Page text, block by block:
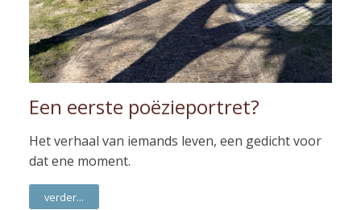
Een eerste poëzieportret?
Het verhaal van iemands leven, een gedicht voor
dat ene moment.
verder...